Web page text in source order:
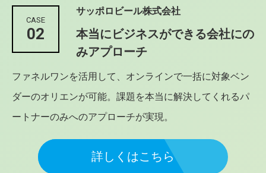
CASE
02
サッポロビール株式会社
本当にビジネスができる会社にの
みアプローチ
ファネルワンを活用して、オンラインで一括に対象ベン
ダーのオリエンが可能。課題を本当に解決してくれるパ
ートナーのみへのアプローチが実現。
詳しくはこちら